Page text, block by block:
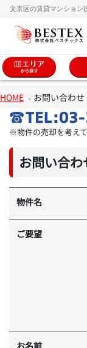
文京区の賃貸マンション
HOME お問い合わせ
※物件の売却を考え
お問い合
物件名
ご要望
お名前